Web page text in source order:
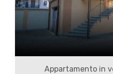
Appartamento in